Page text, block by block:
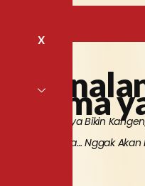
X
Sama
Lembutnya Bikin
Wanginya… Nggak